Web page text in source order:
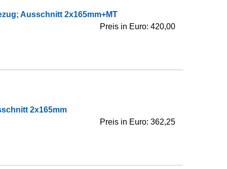
Ausschnitt 2x165mm+MT
Preis in Euro: 420,00
2x165mm
Preis in Euro: 362,25